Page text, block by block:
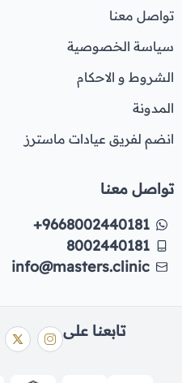
تواصل معنا
سياسة الخصوصية
الشروط و الاحكام
المدونة
انضم لفريق عيادات ماسترز
تواصل معنا
+9668002440181
8002440181
info@masters.clinic
تابعنا على